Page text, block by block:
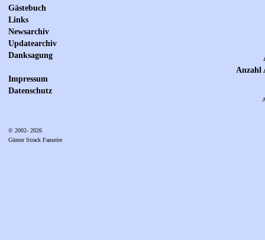
Gästebuch
Links
Newsarchiv
Updatearchiv
Danksagung
Impressum
Datenschutz
© 2002- 2026
Günter Strack Fanseite
Anzahl